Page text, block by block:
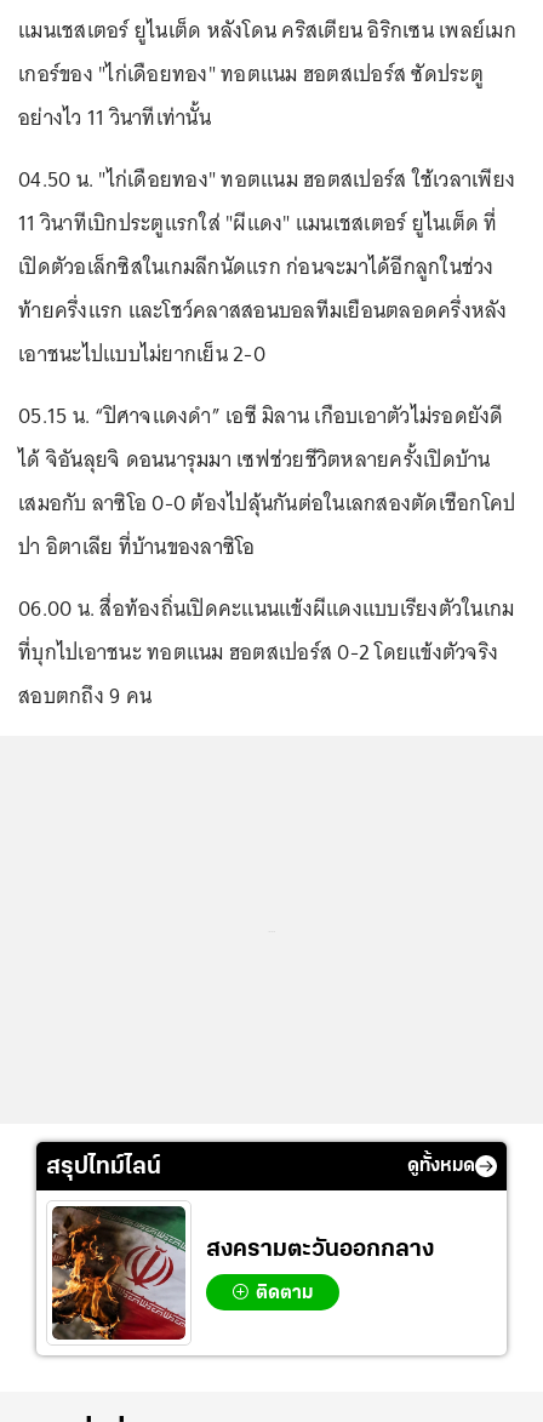
แมนเชสเตอร์ ยูไนเต็ด หลังโดน คริสเตียน อิริกเซน เพลย์เมก
เกอร์ของ "ไก่เดือยทอง" ทอตแนม ฮอตสเปอร์ส ซัดประตู
อย่างไว 11 วินาทีเท่านั้น
04.50 น. "ไก่เดือยทอง" ทอตแนม ฮอตสเปอร์ส ใช้เวลาเพียง
11 วินาทีเบิกประตูแรกใส่ "ผีแดง" แมนเชสเตอร์ ยูไนเต็ด ที่
เปิดตัวอเล็กซิสในเกมลีกนัดแรก ก่อนจะมาได้อีกลูกในช่วง
ท้ายครึ่งแรก และโชว์คลาสสอนบอลทีมเยือนตลอดครึ่งหลัง
เอาชนะไปแบบไม่ยากเย็น 2-0
05.15 น. “ปิศาจแดงดำ” เอซี มิลาน เกือบเอาตัวไม่รอดยังดี
ได้ จิอันลุยจิ ดอนนารุมมา เซฟช่วยชีวิตหลายครั้งเปิดบ้าน
เสมอกับ ลาซิโอ 0-0 ต้องไปลุ้นกันต่อในเลกสองตัดเชือกโคป
ปา อิตาเลีย ที่บ้านของลาซิโอ
06.00 น. สื่อท้องถิ่นเปิดคะแนนแข้งผีแดงแบบเรียงตัวในเกม
ที่บุกไปเอาชนะ ทอตแนม ฮอตสเปอร์ส 0-2 โดยแข้งตัวจริง
สอบตกถึง 9 คน
สรุปไทม์ไลน์ ดูทั้งหมด
สงครามตะวันออกกลาง
ติดตาม